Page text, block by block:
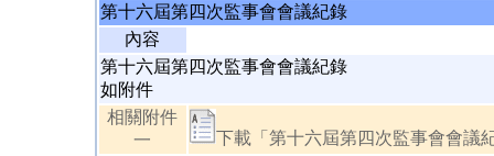
第十六屆第四次監事會會議紀錄
內容
第十六屆第四次監事會會議紀錄
如附件
相關附件
一
下載「第十六屆第四次監事會會議